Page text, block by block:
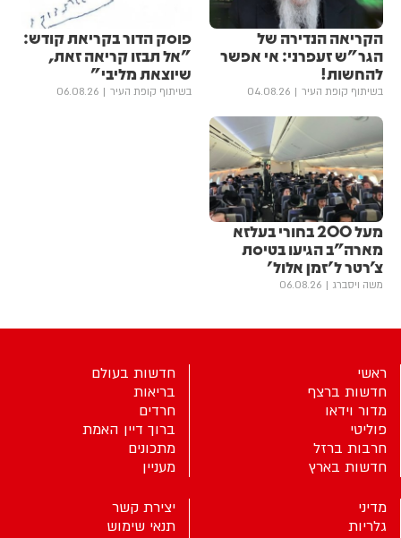
הקריאה הנדירה של
הגר"ש זעפרני: אי אפשר
להחשות!
בשיתוף קופת העיר 04.08.26
פוסק הדור בקריאת קודש:
"אל תבזו קריאה זאת,
שיוצאת מליבי"
בשיתוף קופת העיר 06.08.26
מעל 200 בחורי בעלזא
מארה"ב הגיעו בטיסת
צ'רטר ל'זמן אלול'
משה ויסברג 06.08.26
ראשי
חדשות ברצף
מדור וידאו
פוליטי
חרבות ברזל
חדשות בארץ
חדשות בעולם
בריאות
חרדים
ברוך דיין האמת
מתכונים
מעניין
מדיני
גלריות
יצירת קשר
תנאי שימוש